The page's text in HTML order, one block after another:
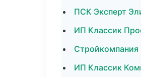
ПСК Эксперт
ИП Классик
ИП Классик